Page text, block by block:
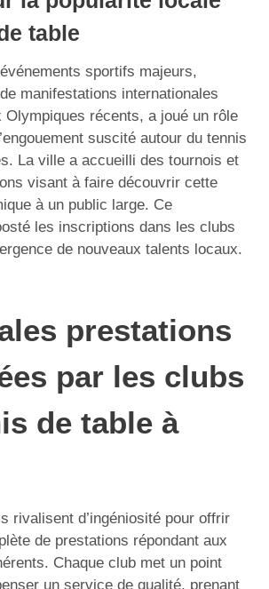
table
sportifs majeurs,
manifestations internationales
Olympiques récents, a joué un rôle
suscité autour du tennis
La ville a accueilli des tournois et
visant à faire découvrir cette
à un public large. Ce
les inscriptions dans les clubs
de nouveaux talents locaux.
prestations
par les clubs
de table à
rivalisent d’ingéniosité pour offrir
de prestations répondant aux
Chaque club met un point
un service de qualité, prenant